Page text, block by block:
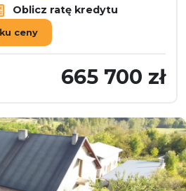
Oblicz ratę kredytu
ceny
665 700 zł